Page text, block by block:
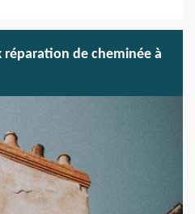
de cheminée à